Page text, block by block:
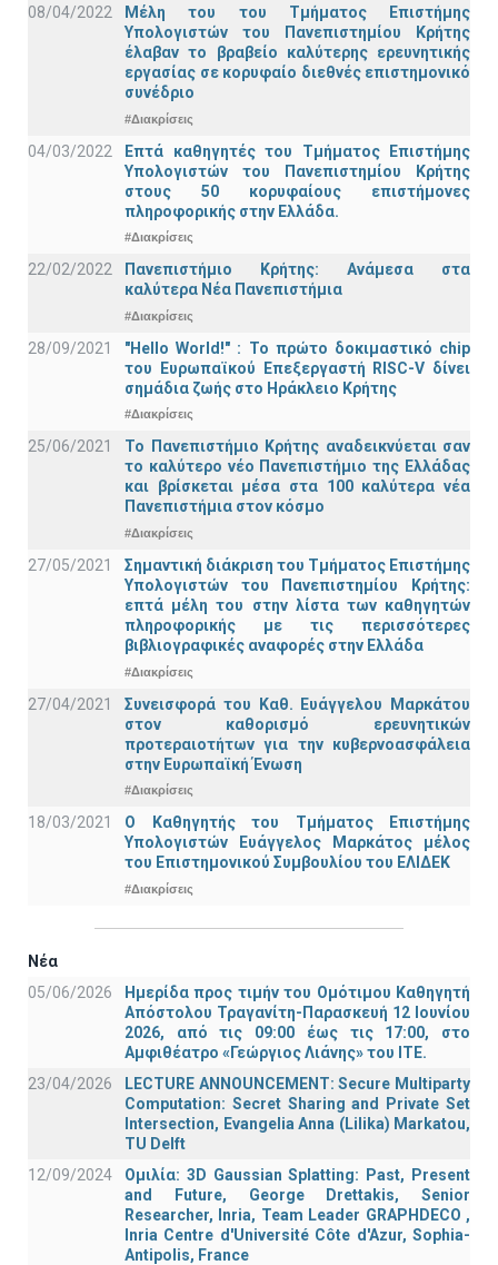
08/04/2022
Μέλη του του Τμήματος Επιστήμης
Υπολογιστών του Πανεπιστημίου Κρήτης
έλαβαν το βραβείο καλύτερης ερευνητικής
εργασίας σε κορυφαίο διεθνές επιστημονικό
συνέδριο
#Διακρίσεις
04/03/2022
Επτά καθηγητές του Τμήματος Επιστήμης
Υπολογιστών του Πανεπιστημίου Κρήτης
στους 50 κορυφαίους επιστήμονες
πληροφορικής στην Ελλάδα.
#Διακρίσεις
22/02/2022
Πανεπιστήμιο Κρήτης: Ανάμεσα στα
καλύτερα Νέα Πανεπιστήμια
#Διακρίσεις
28/09/2021
"Hello World!" : Το πρώτο δοκιμαστικό chip
του Ευρωπαϊκού Επεξεργαστή RISC-V δίνει
σημάδια ζωής στο Ηράκλειο Κρήτης
#Διακρίσεις
25/06/2021
Το Πανεπιστήμιο Κρήτης αναδεικνύεται σαν
το καλύτερο νέο Πανεπιστήμιο της Ελλάδας
και βρίσκεται μέσα στα 100 καλύτερα νέα
Πανεπιστήμια στον κόσμο
#Διακρίσεις
27/05/2021
Σημαντική διάκριση του Τμήματος Επιστήμης
Υπολογιστών του Πανεπιστημίου Κρήτης:
επτά μέλη του στην λίστα των καθηγητών
πληροφορικής με τις περισσότερες
βιβλιογραφικές αναφορές στην Ελλάδα
#Διακρίσεις
27/04/2021
Συνεισφορά του Καθ. Ευάγγελου Μαρκάτου
στον καθορισμό ερευνητικών
προτεραιοτήτων για την κυβερνοασφάλεια
στην Ευρωπαϊκή Ένωση
#Διακρίσεις
18/03/2021
Ο Καθηγητής του Τμήματος Επιστήμης
Υπολογιστών Ευάγγελος Μαρκάτος μέλος
του Επιστημονικού Συμβουλίου του ΕΛΙΔΕΚ
#Διακρίσεις
Νέα
05/06/2026
Ημερίδα προς τιμήν του Ομότιμου Καθηγητή
Απόστολου Τραγανίτη-Παρασκευή 12 Ιουνίου
2026, από τις 09:00 έως τις 17:00, στο
Αμφιθέατρο «Γεώργιος Λιάνης» του ΙΤΕ.
23/04/2026
LECTURE ANNOUNCEMENT: Secure Multiparty
Computation: Secret Sharing and Private Set
Intersection, Evangelia Anna (Lilika) Markatou,
TU Delft
12/09/2024
Ομιλία: 3D Gaussian Splatting: Past, Present
and Future, George Drettakis, Senior
Researcher, Inria, Team Leader GRAPHDECO ,
Inria Centre d'Université Côte d'Azur, Sophia-
Antipolis, France